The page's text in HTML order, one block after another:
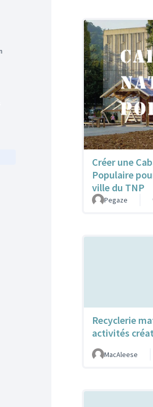
Créer une
Populaire
ville du TNP
Pegaze
Recyclerie
activités
MacAleese